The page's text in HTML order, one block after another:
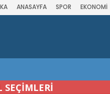
ANASAYFA SPOR EKONOMİ
SEÇİMLERİ